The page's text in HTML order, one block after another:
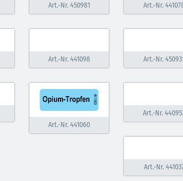
Art.-Nr. 450981 Art.-Nr.
Art.-Nr. 441098 Art.-Nr.
Art.-Nr. 441060
Art.-Nr.
Art.-Nr.